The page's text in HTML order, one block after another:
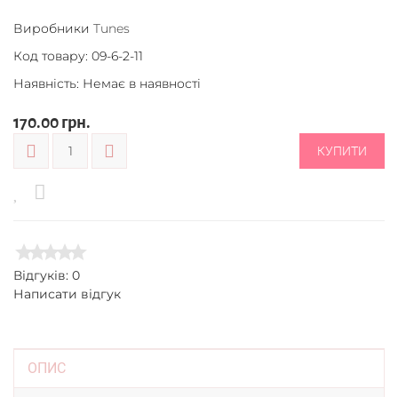
Виробники Tunes
Код товару: 09-6-2-11
Наявність: Немає в наявності
170.00 грн.
КУПИТИ
Відгуків: 0
Написати відгук
ОПИС